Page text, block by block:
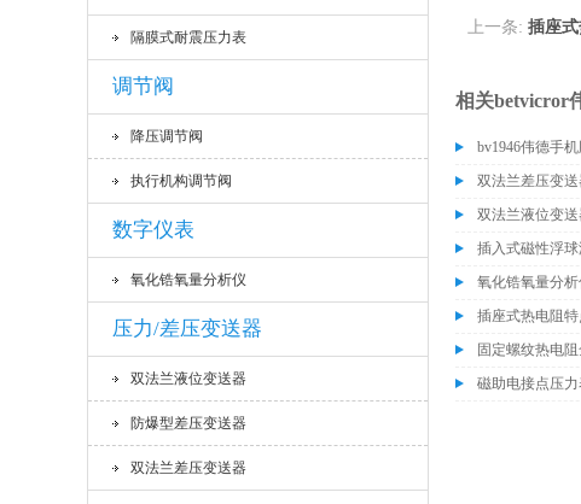
隔膜式耐震压力表
调节阀
降压调节阀
执行机构调节阀
数字仪表
氧化锆氧量分析仪
压力/差压变送器
双法兰液位变送器
防爆型差压变送器
双法兰差压变送器
上一条: 插座
相关betvicror
bv1946伟德手
双法兰差压变
双法兰液位变
插入式磁性浮
氧化锆氧量分
插座式热电阻特
固定螺纹热电
磁助电接点压